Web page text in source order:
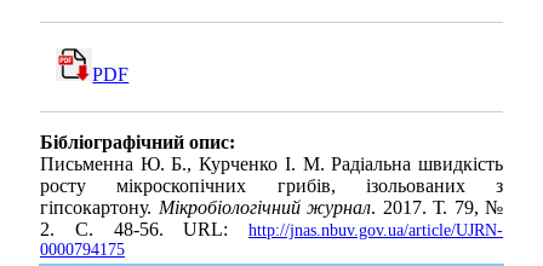
PDF
Бібліографічний опис:
Письменна Ю. Б., Курченко І. М. Радіальна швидкість
росту мікроскопічних грибів, ізольованих з
гіпсокартону. Мікробіологічний журнал. 2017. Т. 79, №
2. С. 48-56. URL: http://jnas.nbuv.gov.ua/article/UJRN-
0000794175